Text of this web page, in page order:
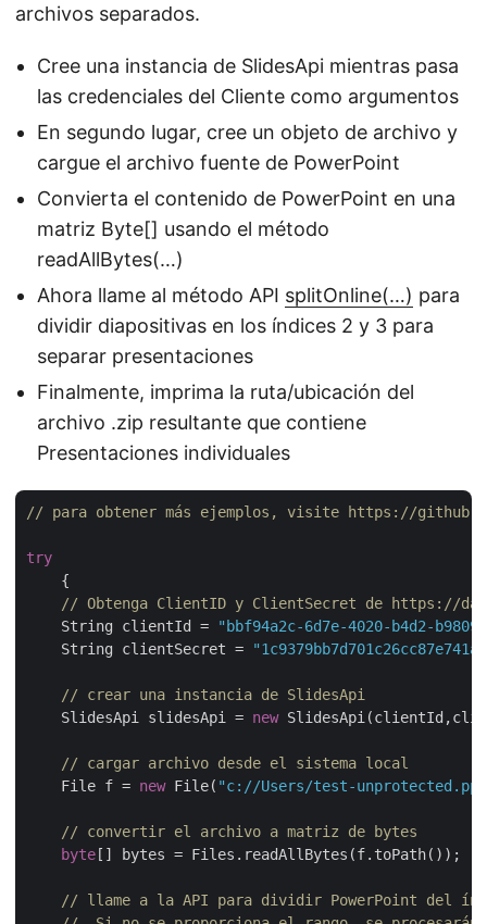
archivos separados.
Cree una instancia de SlidesApi mientras pasa
las credenciales del Cliente como argumentos
En segundo lugar, cree un objeto de archivo y
cargue el archivo fuente de PowerPoint
Convierta el contenido de PowerPoint en una
matriz Byte[] usando el método
readAllBytes(…)
Ahora llame al método API splitOnline(…) para
dividir diapositivas en los índices 2 y 3 para
separar presentaciones
Finalmente, imprima la ruta/ubicación del
archivo .zip resultante que contiene
Presentaciones individuales
// para obtener más ejemplos, visite https://
try
    {
// Obtenga ClientID y ClientSecret de https://
    String clientId =
"bbf94a2c-6d7e-4020-b4d2-
    String clientSecret =
// crear una instancia de SlidesApi
    SlidesApi slidesApi =
new
// cargar archivo desde el sistema local
    File f =
new File( "c://Users/test-
// convertir el archivo a matriz de bytes
byte [] bytes = Files.readAllBytes(f.toPath());
// llame a la API para dividir PowerPoint del